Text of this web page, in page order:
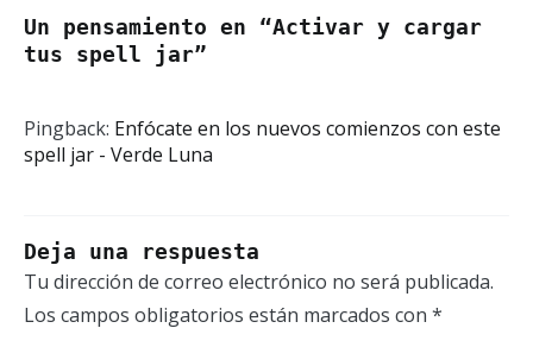
Un pensamiento en “Activar y cargar
tus spell jar”
Pingback: Enfócate en los nuevos comienzos con este
spell jar - Verde Luna
Deja una respuesta
Tu dirección de correo electrónico no será publicada.
Los campos obligatorios están marcados con *